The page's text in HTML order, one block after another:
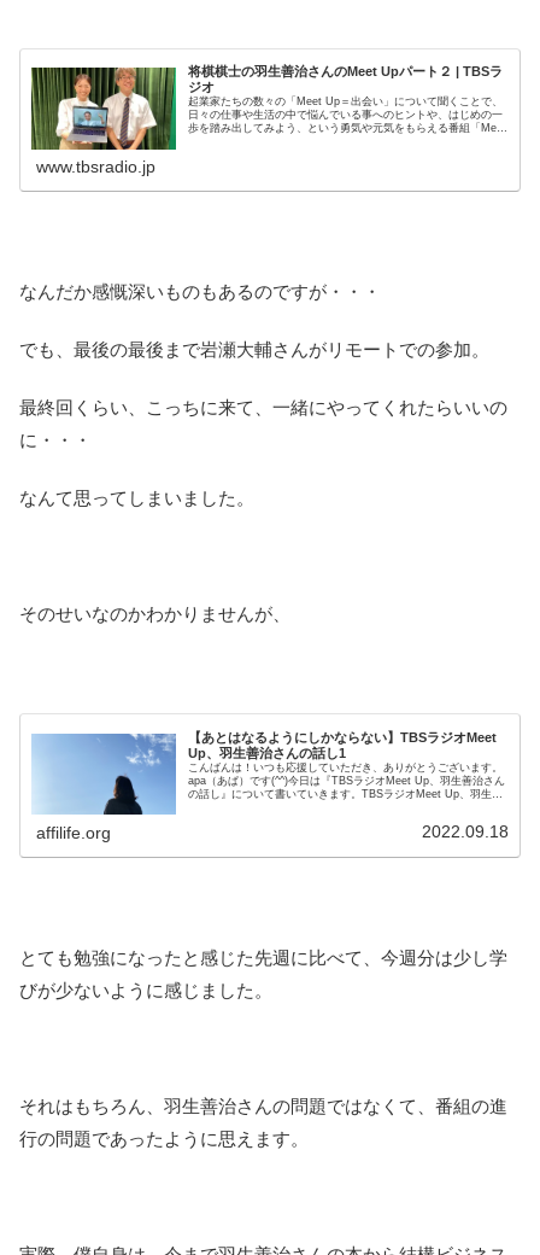
将棋棋士の羽生善治さんのMeet Upパート２ | TBSラ
ジオ
起業家たちの数々の「Meet Up＝出会い」について聞くことで、
日々の仕事や生活の中で悩んでいる事へのヒントや、はじめの一
歩を踏み出してみよう、という勇気や元気をもらえる番組「Meet
www.tbsradio.jp
なんだか感慨深いものもあるのですが・・・
でも、最後の最後まで岩瀬大輔さんがリモートでの参加。
最終回くらい、こっちに来て、一緒にやってくれたらいいの
に・・・
なんて思ってしまいました。
そのせいなのかわかりませんが、
【あとはなるようにしかならない】TBSラジオMeet
Up、羽生善治さんの話し1
こんばんは！いつも応援していただき、ありがとうございます。
apa（あぱ）です(^^)今日は『TBSラジオMeet Up、羽生善治さん
の話し』について書いていきます。TBSラジオMeet Up、羽生善
affilife.org 2022.09.18
とても勉強になったと感じた先週に比べて、今週分は少し学
びが少ないように感じました。
それはもちろん、羽生善治さんの問題ではなくて、番組の進
行の問題であったように思えます。